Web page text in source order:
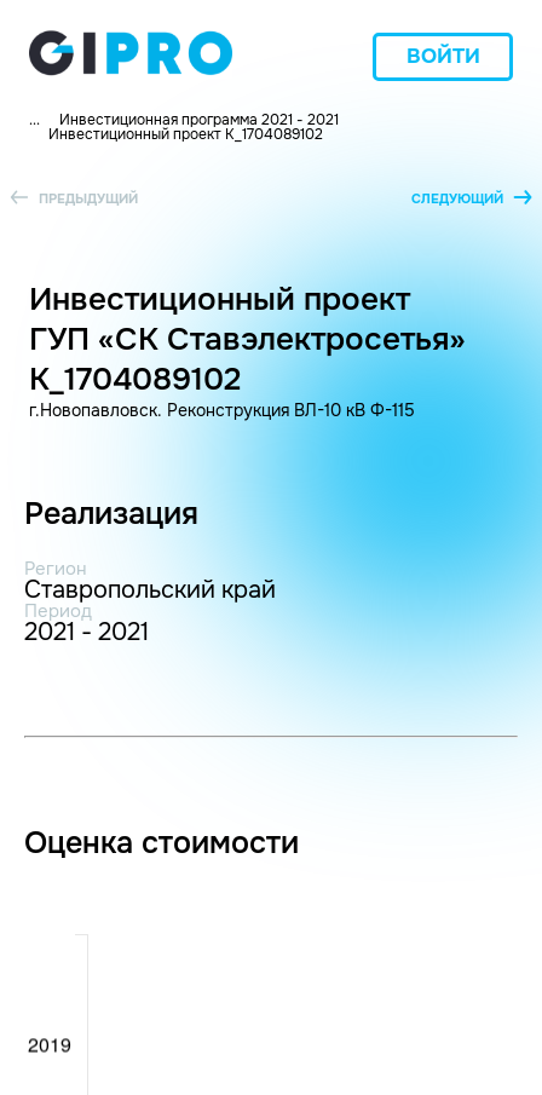
ВОЙТИ
... Инвестиционная программа 2021 - 2021
Инвестиционный проект K_1704089102
ПРЕДЫДУЩИЙ СЛЕДУЮЩИЙ
Инвестиционный проект
ГУП «СК Ставэлектросетья»
K_1704089102
г.Новопавловск. Реконструкция ВЛ-10 кВ Ф-115
Реализация
Регион
Ставропольский край
Период
2021 - 2021
Оценка стоимости